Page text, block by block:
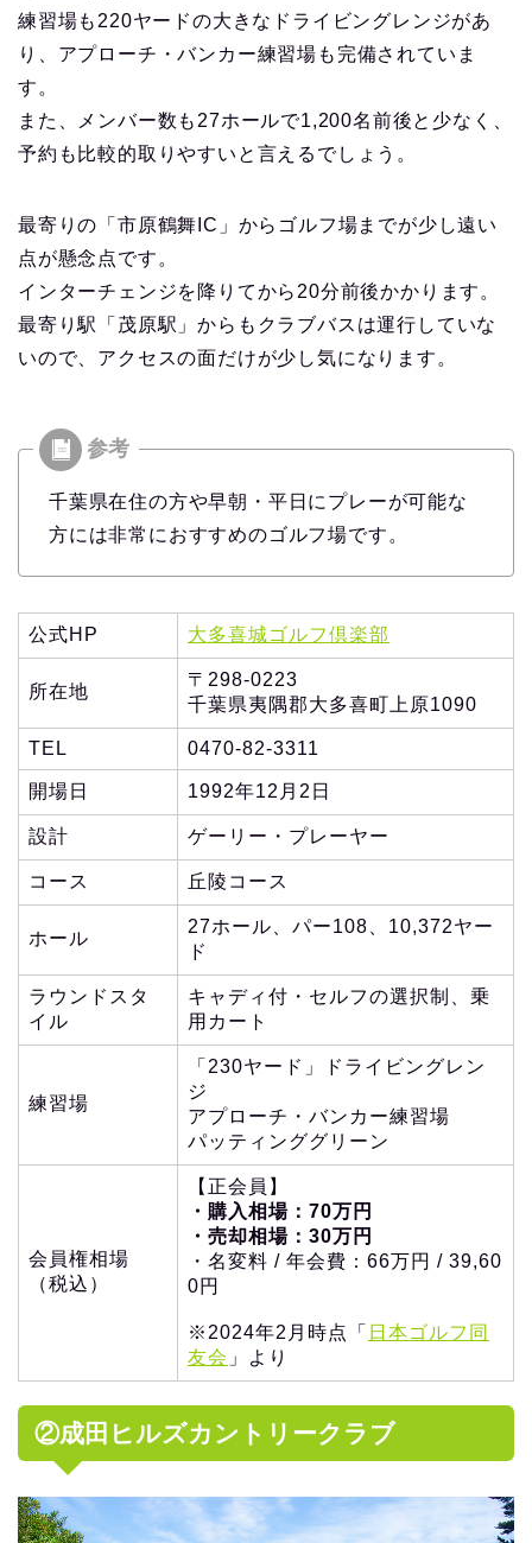
練習場も220ヤードの大きなドライビングレンジがあ
り、アプローチ・バンカー練習場も完備されていま
す。
また、メンバー数も27ホールで1,200名前後と少なく、
予約も比較的取りやすいと言えるでしょう。
最寄りの「市原鶴舞IC」からゴルフ場までが少し遠い
点が懸念点です。
インターチェンジを降りてから20分前後かかります。
最寄り駅「茂原駅」からもクラブバスは運行していな
いので、アクセスの面だけが少し気になります。
千葉県在住の方や早朝・平日にプレーが可能な
方には非常におすすめのゴルフ場です。
公式HP 大多喜城ゴルフ倶楽部
所在地
〒298-0223
千葉県夷隅郡大多喜町上原1090
TEL 0470-82-3311
開場日 1992年12月2日
設計 ゲーリー・プレーヤー
コース 丘陵コース
ホール
27ホール、パー108、10,372ヤー
ド
ラウンドスタ
イル
キャディ付・セルフの選択制、乗
用カート
練習場
「230ヤード」ドライビングレン
ジ
アプローチ・バンカー練習場
パッティンググリーン
会員権相場
（税込）
【正会員】
・購入相場：70万円
・売却相場：30万円
・名変料 / 年会費：66万円 / 39,60
0円
※2024年2月時点「 日本ゴルフ同
友会 」より
②成田ヒルズカントリークラブ